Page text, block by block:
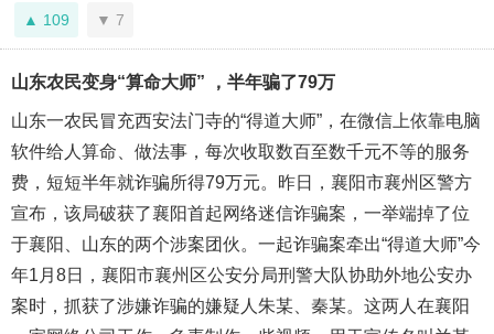
109 7
山东农民变身“算命大师” ，半年骗了79万
山东一农民冒充西安法门寺的“得道大师”，在微信上依靠电脑
软件给人算命、做法事，每次收取数百至数千元不等的服务
费，短短半年就诈骗所得79万元。昨日，襄阳市襄州区警方
宣布，该局破获了襄阳首起网络迷信诈骗案，一举端掉了位
于襄阳、山东的两个涉案团伙。一起诈骗案牵出“得道大师”今
年1月8日，襄阳市襄州区公安分局刑警大队协助外地公安办
案时，抓获了涉嫌诈骗的嫌疑人朱某、秦某。这两人在襄阳